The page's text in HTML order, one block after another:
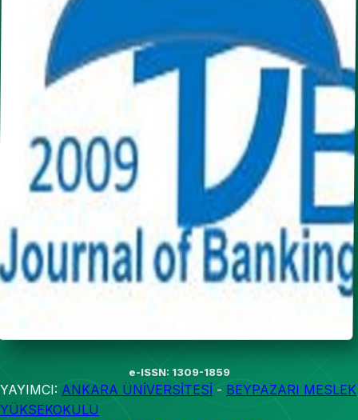
e-ISSN: 1309-1859
YAYIMCI: ANKARA ÜNİVERSİTESİ - BEYPAZARI MESLEK
YÜKSEKOKULU